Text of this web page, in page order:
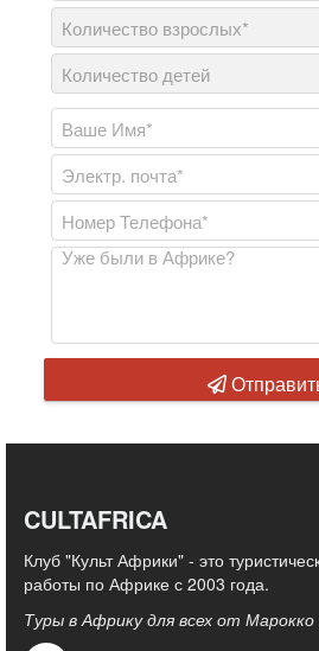
CULTAFRICA
Клуб "Культ Африки" - это
работы по Африке с 2003 года.
Туры в Африку для всех от